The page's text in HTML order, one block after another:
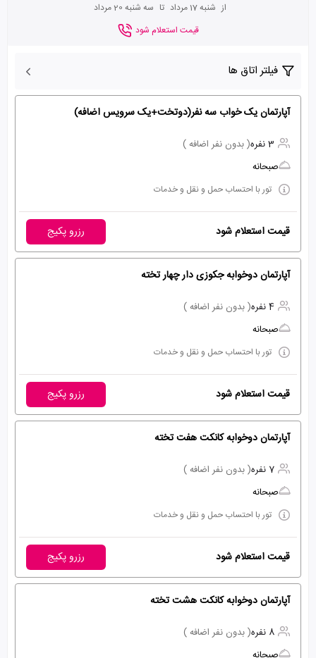
از شنبه 17 مرداد تا سه شنبه 20 مرداد
قیمت استعلام شود
فیلتر اتاق ها
آپارتمان یک خواب سه نفر(دوتخت+یک سرویس اضافه)
3 نفره
( بدون نفر اضافه )
صبحانه
تور با احتساب حمل و نقل و خدمات
قیمت استعلام شود رزرو پکیج
آپارتمان دوخوابه جکوزی دار چهار تخته
4 نفره
( بدون نفر اضافه )
صبحانه
تور با احتساب حمل و نقل و خدمات
قیمت استعلام شود رزرو پکیج
آپارتمان دوخوابه کانکت هفت تخته
7 نفره
( بدون نفر اضافه )
صبحانه
تور با احتساب حمل و نقل و خدمات
قیمت استعلام شود رزرو پکیج
آپارتمان دوخوابه کانکت هشت تخته
8 نفره
( بدون نفر اضافه )